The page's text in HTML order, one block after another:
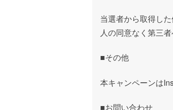
当選者から取得し
人の同意なく第三
■その他
本キャンペーンは
■お問い合わせ